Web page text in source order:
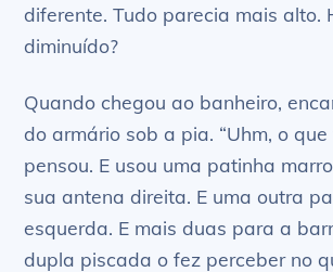
diferente. Tudo parecia mais alto.
diminuído?
Quando chegou ao banheiro,
do armário sob a pia. “Uhm, o que
pensou. E usou uma patinha
sua antena direita. E uma outra
esquerda. E mais duas para a
dupla piscada o fez perceber no